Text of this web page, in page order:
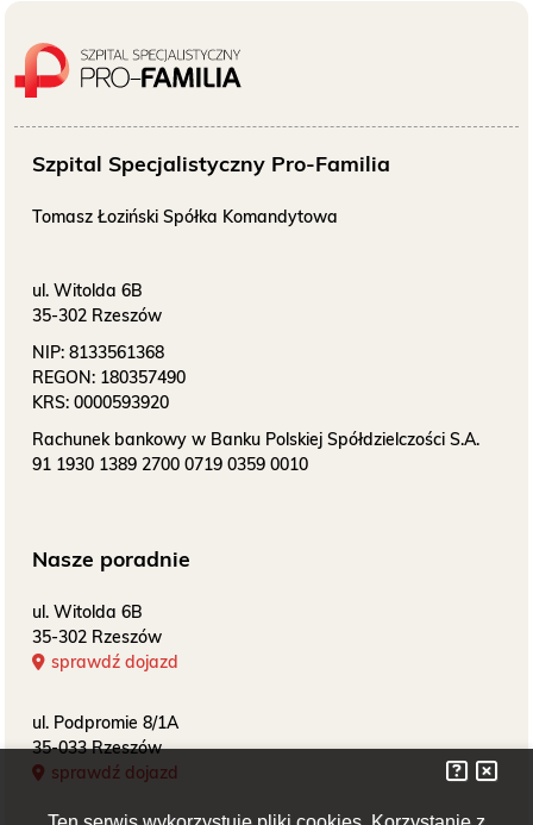
SZUKAJ
przez cały okres trwania ciąży
Pracownia Mammografii
bezpłatne badanie piersi
Badania prenatalne
wczesna diagnostyka
Bądź przygotowany
Szpital Specjalistyczny Pro-Familia
Tomasz Łoziński Spółka Komandytowa
ul. Witolda 6B
35-302 Rzeszów
NIP: 8133561368
REGON: 180357490
KRS: 0000593920
Rachunek bankowy w Banku Polskiej Spółdzielczości S.A.
91 1930 1389 2700 0719 0359 0010
Nasze poradnie
ul. Witolda 6B
35-302 Rzeszów
sprawdź dojazd
ul. Podpromie 8/1A
35-033 Rzeszów
sprawdź dojazd